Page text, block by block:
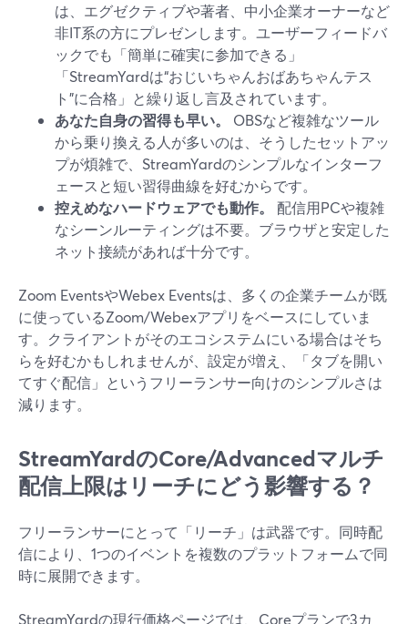
は、エグゼクティブや著者、中小企業オーナーなど
非IT系の方にプレゼンします。ユーザーフィードバ
ックでも「簡単に確実に参加できる」
「StreamYardは“おじいちゃんおばあちゃんテス
ト”に合格」と繰り返し言及されています。
あなた自身の習得も早い。
OBSなど複雑なツール
から乗り換える人が多いのは、そうしたセットアッ
プが煩雑で、StreamYardのシンプルなインターフ
ェースと短い習得曲線を好むからです。
控えめなハードウェアでも動作。
配信用PCや複雑
なシーンルーティングは不要。ブラウザと安定した
ネット接続があれば十分です。
Zoom EventsやWebex Eventsは、多くの企業チームが既
に使っているZoom/Webexアプリをベースにしていま
す。クライアントがそのエコシステムにいる場合はそち
らを好むかもしれませんが、設定が増え、「タブを開い
てすぐ配信」というフリーランサー向けのシンプルさは
減ります。
StreamYardのCore/Advancedマルチ
配信上限はリーチにどう影響する？
フリーランサーにとって「リーチ」は武器です。同時配
信により、1つのイベントを複数のプラットフォームで同
時に展開できます。
StreamYardの現行価格ページでは、Coreプランで3カ